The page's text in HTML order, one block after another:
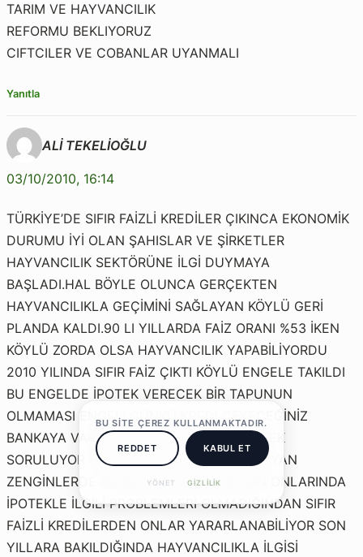
TARIM VE HAYVANCILIK
REFORMU BEKLIYORUZ
CIFTCILER VE COBANLAR UYANMALI
Yanıtla
ALİ TEKELİOĞLU
03/10/2010, 16:14
TÜRKİYE’DE SIFIR FAİZLİ KREDİLER ÇIKINCA EKONOMİK
DURUMU İYİ OLAN ŞAHISLAR VE ŞİRKETLER
HAYVANCILIK SEKTÖRÜNE İLGİ DUYMAYA
BAŞLADI.HAL BÖYLE OLUNCA GERÇEKTEN
HAYVANCILIKLA GEÇİMİNİ SAĞLAYAN KÖYLÜ GERİ
PLANDA KALDI.90 LI YILLARDA FAİZ ORANI %53 İKEN
KÖYLÜ ZORDA OLSA HAYVANCILIK YAPABİLİYORDU
2010 YILINDA SIFIR FAİZ ÇIKTI KÖYLÜ ENGELE TAKILDI
BU ENGELDE İPOTEK VERECEK BİR TAPUNUN
OLMAMASI ENGELİ ÇÜNKÜ KREDİ ÇEKECEĞİNİZ
BANKAYA VARDIĞINIZDA ÖNCELİKLE İPOTEK
SORULUYOR HAYVANCILIKLA İLGİSİ OLMAYAN
ZENGİNLERDE BU İŞE YÖNELDİKLERİ İÇİN ONLARINDA
İPOTEKLE İLGİLİ PROBLEMLERİ OLMADIĞINDAN SIFIR
FAİZLİ KREDİLERDEN ONLAR YARARLANABİLİYOR SON
YILLARA BAKILDIĞINDA HAYVANCILIKLA İLGİSİ
BU SITE ÇEREZ KULLANMAKTADIR.
REDDET
YÖNET
KABUL ET
GIZLILIK